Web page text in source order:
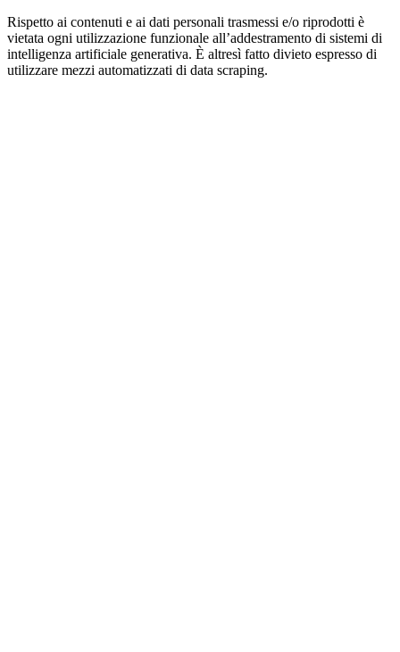
Rispetto ai contenuti e ai dati personali trasmessi e/o riprodotti è
vietata ogni utilizzazione funzionale all’addestramento di sistemi di
intelligenza artificiale generativa. È altresì fatto divieto espresso di
utilizzare mezzi automatizzati di data scraping.